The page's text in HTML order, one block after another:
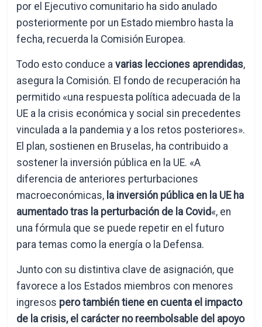
por el Ejecutivo comunitario ha sido anulado
posteriormente por un Estado miembro hasta la
fecha, recuerda la Comisión Europea.
Todo esto conduce avarias lecciones aprendidas,
asegura la Comisión. El fondo de recuperación ha
permitido «una respuesta política adecuada de la
UE a la crisis económica y social sin precedentes
vinculada a la pandemia y a los retos posteriores».
El plan, sostienen en Bruselas, ha contribuido a
sostener la inversión pública en la UE. «A
diferencia de anteriores perturbaciones
macroeconómicas, la inversión pública en la UE ha
aumentado tras la perturbación de la Covid«, en
una fórmula que se puede repetir en el futuro
para temas como la energía o la Defensa.
Junto con su distintiva clave de asignación, que
favorece a los Estados miembros con menores
ingresos pero también tiene en cuenta el impacto
de la crisis, el carácter no reembolsable del apoyo